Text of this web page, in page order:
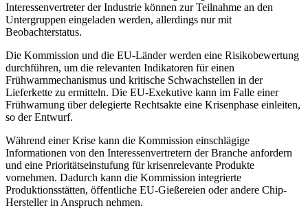
Interessenvertreter der Industrie können zur Teilnahme an den
Untergruppen eingeladen werden, allerdings nur mit
Beobachterstatus.
Die Kommission und die EU-Länder werden eine Risikobewertung
durchführen, um die relevanten Indikatoren für einen
Frühwarnmechanismus und kritische Schwachstellen in der
Lieferkette zu ermitteln. Die EU-Exekutive kann im Falle einer
Frühwarnung über delegierte Rechtsakte eine Krisenphase einleiten,
so der Entwurf.
Während einer Krise kann die Kommission einschlägige
Informationen von den Interessenvertretern der Branche anfordern
und eine Prioritätseinstufung für krisenrelevante Produkte
vornehmen. Dadurch kann die Kommission integrierte
Produktionsstätten, öffentliche EU-Gießereien oder andere Chip-
Hersteller in Anspruch nehmen.